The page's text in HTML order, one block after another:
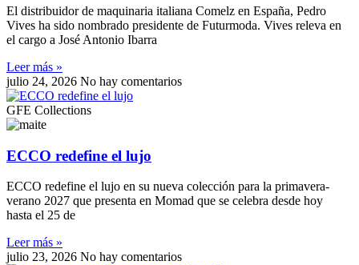
El distribuidor de maquinaria italiana Comelz en España, Pedro
Vives ha sido nombrado presidente de Futurmoda. Vives releva en
el cargo a José Antonio Ibarra
Leer más »
julio 24, 2026 No hay comentarios
GFE Collections
ECCO redefine el lujo
ECCO redefine el lujo en su nueva colección para la primavera-
verano 2027 que presenta en Momad que se celebra desde hoy
hasta el 25 de
Leer más »
julio 23, 2026 No hay comentarios